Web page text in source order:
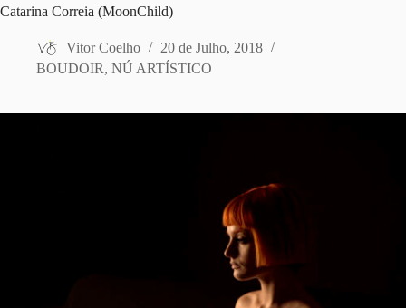
Catarina Correia (MoonChild)
Vitor Coelho
20 de Julho, 2018
BOUDOIR, NÚ ARTÍSTICO